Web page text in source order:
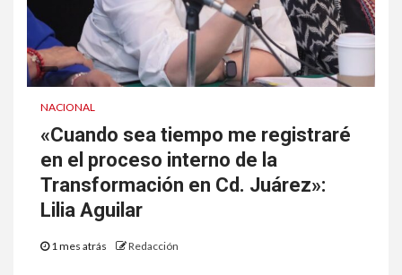
NACIONAL
«Cuando sea tiempo me registraré
en el proceso interno de la
Transformación en Cd. Juárez»:
Lilia Aguilar
1 mes atrás Redacción